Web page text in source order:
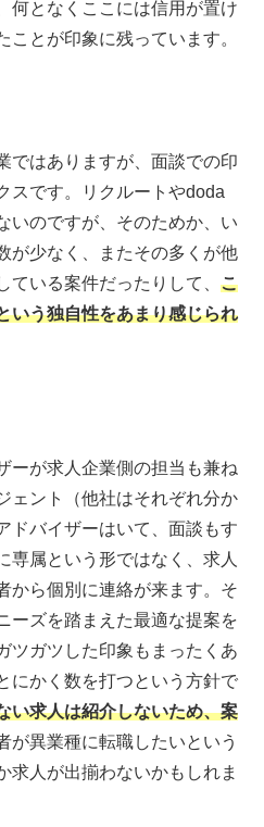
何となくここには信用が置け
とが印象に残っています。
ではありますが、面談での印
スです。リクルートやdoda
いのですが、そのためか、い
が少なく、またその多くが他
いる案件だったりして、 こ
いう独自性をあまり感じられ
ーが求人企業側の担当も兼ね
ェント（他社はそれぞれ分か
ドバイザーはいて、面談もす
専属という形ではなく、求人
から個別に連絡が来ます。そ
ーズを踏まえた最適な提案を
ツガツした印象もまったくあ
にかく数を打つという方針で
い求人は紹介しないため、案
が異業種に転職したいという
求人が出揃わないかもしれま